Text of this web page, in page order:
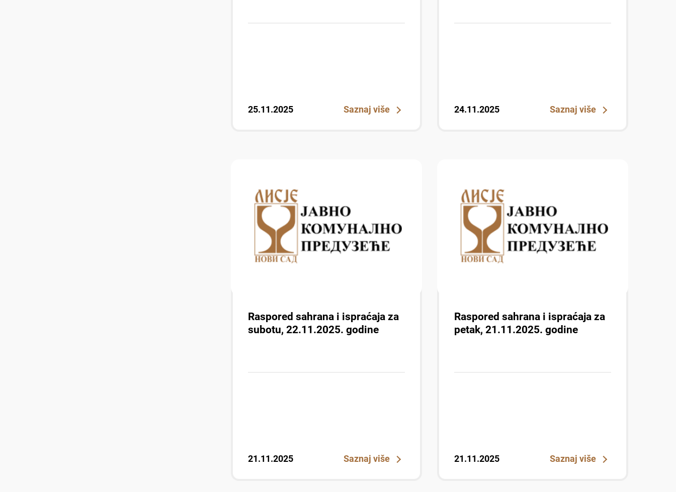
25.11.2025 Saznaj više 24.11.2025 Saznaj više
Raspored sahrana i ispraćaja za
subotu, 22.11.2025. godine
21.11.2025 Saznaj više
Raspored sahrana i ispraćaja za
petak, 21.11.2025. godine
21.11.2025 Saznaj više